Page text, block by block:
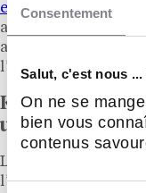
Consentement
Salut, c'est nous
On ne se
bien vous
contenus
empreinte carbone
acteur engagé
alimentaire plus
l’environnement.
Krys Group,
une vision
Le Krys Group se
l’optique par son